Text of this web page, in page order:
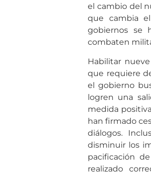
el cambio del
que cambia
gobiernos se
combaten
Habilitar
que requiere
el gobierno
logren una
medida
han firmado
diálogos.
disminuir los
pacificación
realizado